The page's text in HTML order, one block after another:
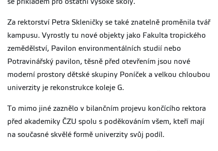
Za rektorství Petra Skleničky se také znatelně proměnila tvář
kampusu. Vyrostly tu nové objekty jako Fakulta tropického
zemědělství, Pavilon environmentálních studií nebo
Potravinářský pavilon, těsně před otevřením jsou nové
moderní prostory dětské skupiny Poníček a velkou chloubou
univerzity je rekonstrukce koleje G.
To mimo jiné zaznělo v bilančním projevu končícího rektora
před akademiky ČZU spolu s poděkováním všem, kteří mají
na současné skvělé formě univerzity svůj podíl.